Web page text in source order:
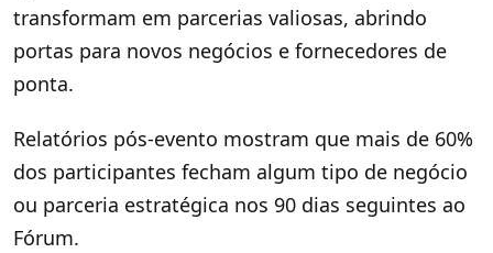
transformam em parcerias valiosas, abrindo
portas para novos negócios e fornecedores de
ponta.
Relatórios pós-evento mostram que mais de 60%
dos participantes fecham algum tipo de negócio
ou parceria estratégica nos 90 dias seguintes ao
Fórum.